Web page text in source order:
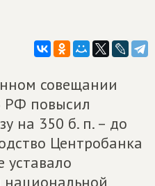
совещании
РФ повысил
на 350 б. п. – до
Центробанка
уставало
национальной